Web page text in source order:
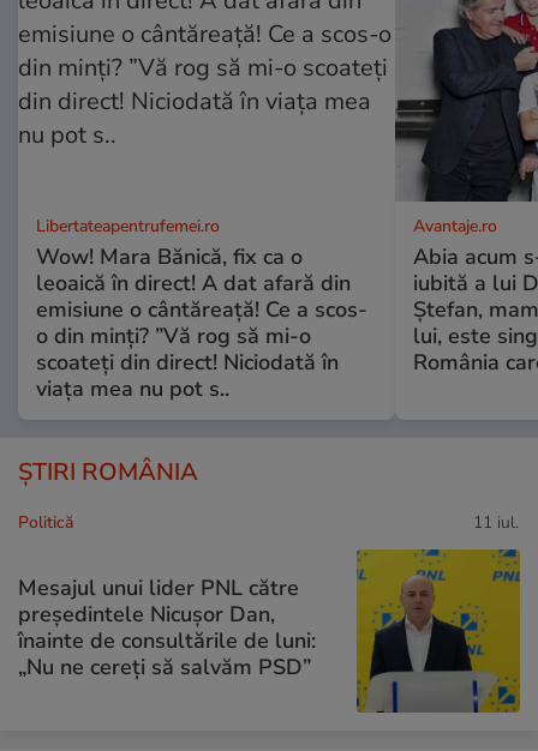
Libertateapentrufemei.ro
Wow! Mara Bănică, fix ca o
leoaică în direct! A dat afară din
emisiune o cântăreață! Ce a scos-
o din minți? ”Vă rog să mi-o
scoateți din direct! Niciodată în
viața mea nu pot s..
Avantaje.ro
Abia acum
iubită a lui
Ștefan,
lui, este
România
ȘTIRI ROMÂNIA
Politică 11 iul.
Mesajul unui lider PNL către
președintele Nicușor Dan,
înainte de consultările de luni:
„Nu ne cereți să salvăm PSD”